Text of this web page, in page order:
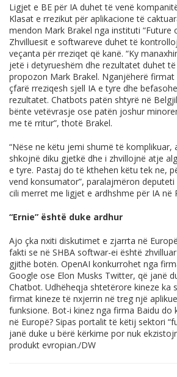
Ligjet e BE për IA duhet të venë
Klasat e rrezikut për aplikacione të
mendon Mark Brakel nga instituti “Future
Zhvilluesit e softwareve duhet të
veçanta për rreziqet që kanë. “Ky
jetë i detyrueshëm dhe rezultatet duhet të
propozon Mark Brakel. Nganjëherë firmat
çfarë rreziqesh sjell IA e tyre dhe
rezultatet. Chatbots patën shtyrë në
bënte vetëvrasje ose patën joshur
me të rritur”, thotë Brakel.
“Nëse ne këtu jemi shumë të komplikuar,
shkojnë diku gjetkë dhe i zhvillojnë atje
e tyre. Pastaj do të kthehen këtu tek ne,
vend konsumator”, paralajmëron deputeti
cili merret me ligjet e ardhshme për IA në
“Ernie” është duke ardhur
Ajo çka nxiti diskutimet e zjarrta në
fakti se në SHBA softwar-ei është
gjithë botën. OpenAI konkurrohet nga
Google ose Elon Musks Twitter, që janë
Chatbot. Udhëheqja shtetërore kineze ka
firmat kineze të nxjerrin në treg një
funksione. Bot-i kinez nga firma Baidu do
në Europë? Sipas portalit të këtij sektori
janë duke u bërë kërkime por nuk
produkt evropian./DW